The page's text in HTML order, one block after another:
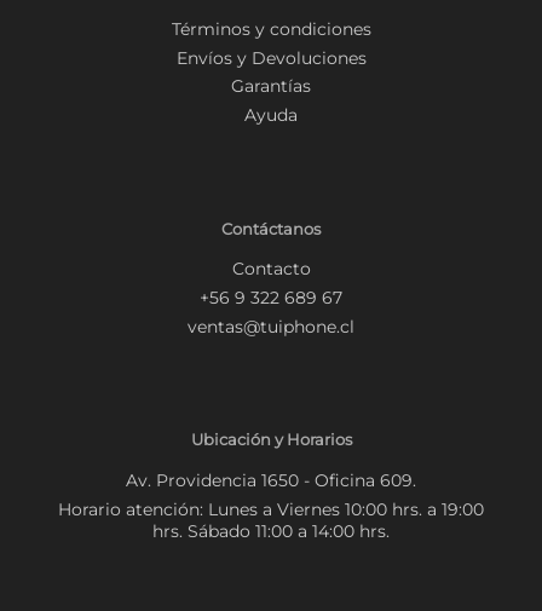
Términos y condiciones
Envíos y Devoluciones
Garantías
Ayuda
Contáctanos
Contacto
+56 9 322 689 67
ventas@tuiphone.cl
Ubicación y Horarios
Av. Providencia 1650 - Oficina 609.
Horario atención: Lunes a Viernes 10:00 hrs. a 19:00
hrs. Sábado 11:00 a 14:00 hrs.